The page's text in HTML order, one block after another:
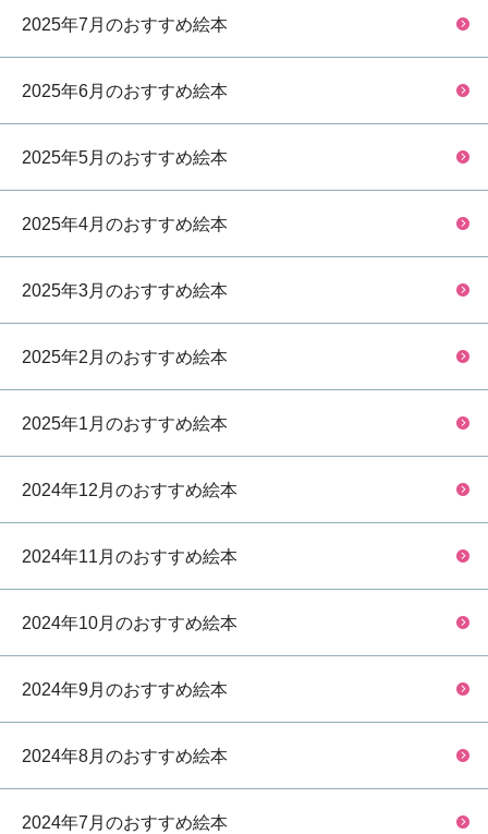
2025年7月のおすすめ絵本
2025年6月のおすすめ絵本
2025年5月のおすすめ絵本
2025年4月のおすすめ絵本
2025年3月のおすすめ絵本
2025年2月のおすすめ絵本
2025年1月のおすすめ絵本
2024年12月のおすすめ絵本
2024年11月のおすすめ絵本
2024年10月のおすすめ絵本
2024年9月のおすすめ絵本
2024年8月のおすすめ絵本
2024年7月のおすすめ絵本